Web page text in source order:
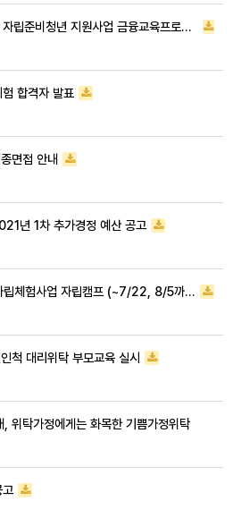
[자립지원안내] 현대캐피탈 자립준비청년 지원사업 금융교육프로그램 진행 (~8/9)
합격자 발표
면접 안내
년 1차 추가경정 예산 공고
[자립지원안내] 2024년 자립체험사업 자립캠프 (~7/22, 8/5까지)
척 대리위탁 부모교육 실시
위탁가정에게는 화목한 기쁨가정위탁
고